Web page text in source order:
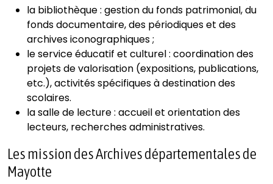
la bibliothèque : gestion du fonds patrimonial, du
fonds documentaire, des périodiques et des
archives iconographiques ;
le service éducatif et culturel : coordination des
projets de valorisation (expositions, publications,
etc.), activités spécifiques à destination des
scolaires.
la salle de lecture : accueil et orientation des
lecteurs, recherches administratives.
Les mission des Archives départementales de
Mayotte